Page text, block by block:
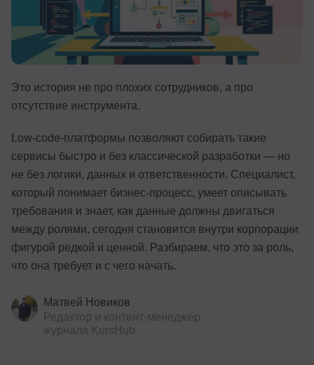
Это история не про плохих сотрудников, а про
отсутствие инструмента.
Low-code-платформы позволяют собирать такие
сервисы быстро и без классической разработки — но
не без логики, данных и ответственности. Специалист,
который понимает бизнес-процесс, умеет описывать
требования и знает, как данные должны двигаться
между ролями, сегодня становится внутри корпорации
фигурой редкой и ценной. Разбираем, что это за роль,
что она требует и с чего начать.
Матвей Новиков
Редактор и контент-менеджер
журнала KursHub